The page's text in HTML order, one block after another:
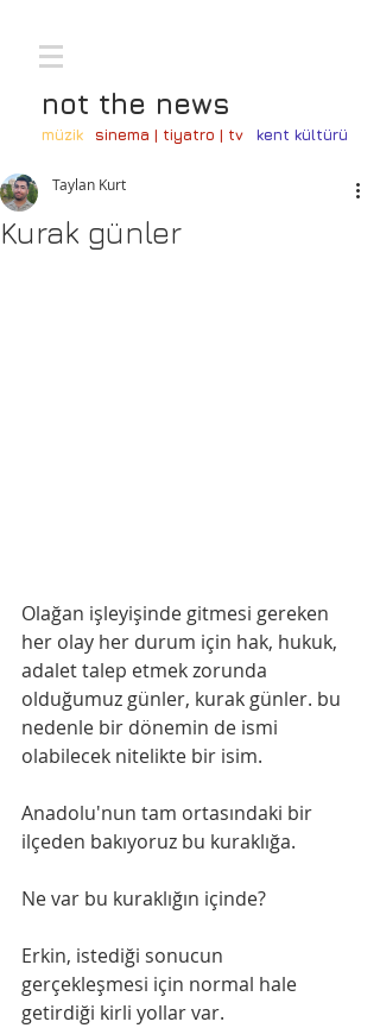
not the news
müzik sinema | tiyatro | tv kent kültürü
Kurak günler
Taylan Kurt
Olağan işleyişinde gitmesi gereken
her olay her durum için hak, hukuk,
adalet talep etmek zorunda
olduğumuz günler, kurak günler. bu
nedenle bir dönemin de ismi
olabilecek nitelikte bir isim.
Anadolu'nun tam ortasındaki bir
ilçeden bakıyoruz bu kuraklığa.
Ne var bu kuraklığın içinde?
Erkin, istediği sonucun
gerçekleşmesi için normal hale
getirdiği kirli yollar var.